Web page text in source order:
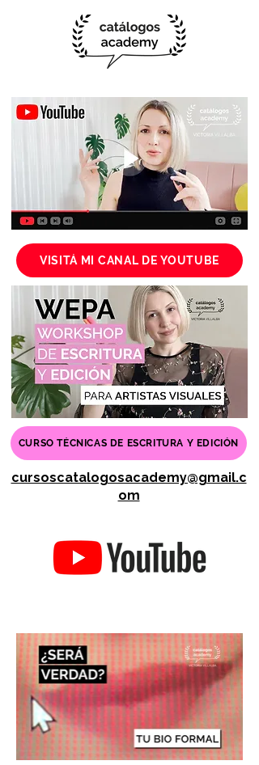
VISITÁ MI CANAL DE YOUTUBE
CURSO TÉCNICAS DE ESCRITURA Y EDICIÓN
cursoscatalogosacademy@gmail.c
om